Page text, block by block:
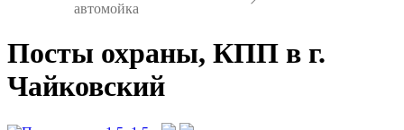
автомойка
Посты охраны, КПП в г.
Чайковский